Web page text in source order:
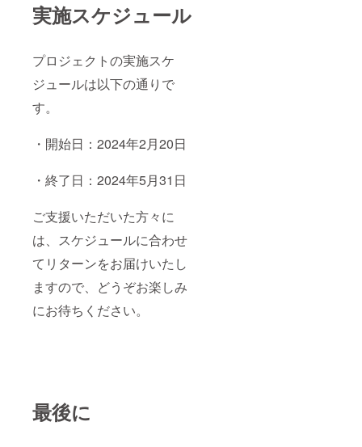
実施スケジュール
プロジェクトの実施スケ
ジュールは以下の通りで
す。
・開始日：2024年2月20日
・終了日：2024年5月31日
ご支援いただいた方々に
は、スケジュールに合わせ
てリターンをお届けいたし
ますので、どうぞお楽しみ
にお待ちください。
最後に